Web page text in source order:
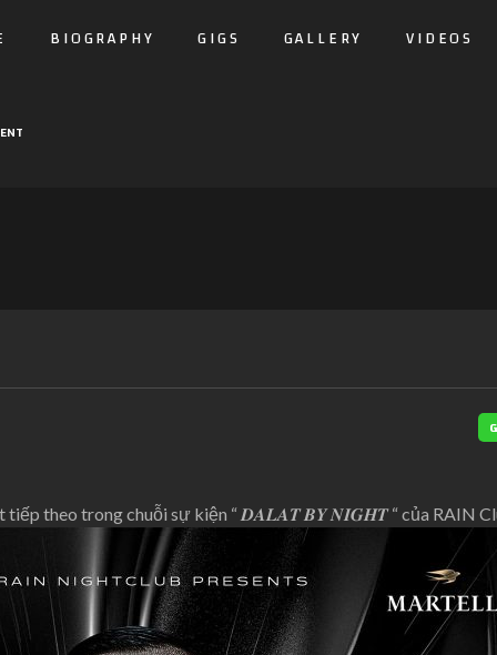
BIOGRAPHY GIGS GALLERY VIDEOS
theo trong chuỗi sự kiện “ 𝑫𝑨𝑳𝑨𝑻 𝑩𝒀 𝑵𝑰𝑮𝑯𝑻 “ của RAIN